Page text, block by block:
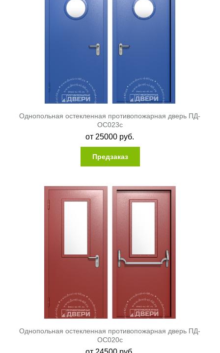
Однопольная остекленная противопожарная дверь ПД-
ОС023c
от 25000 руб.
Предзаказ
Однопольная остекленная противопожарная дверь ПД-
ОС020c